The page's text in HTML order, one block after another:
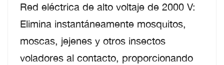
Red eléctrica de alto voltaje de 2000 V:
Elimina instantáneamente mosquitos,
moscas, jejenes y otros insectos
voladores al contacto, proporcionando